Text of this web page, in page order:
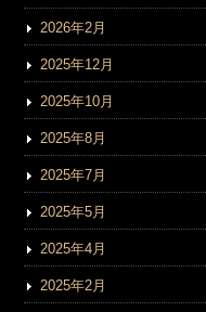
2026年2月
2025年12月
2025年10月
2025年8月
2025年7月
2025年5月
2025年4月
2025年2月